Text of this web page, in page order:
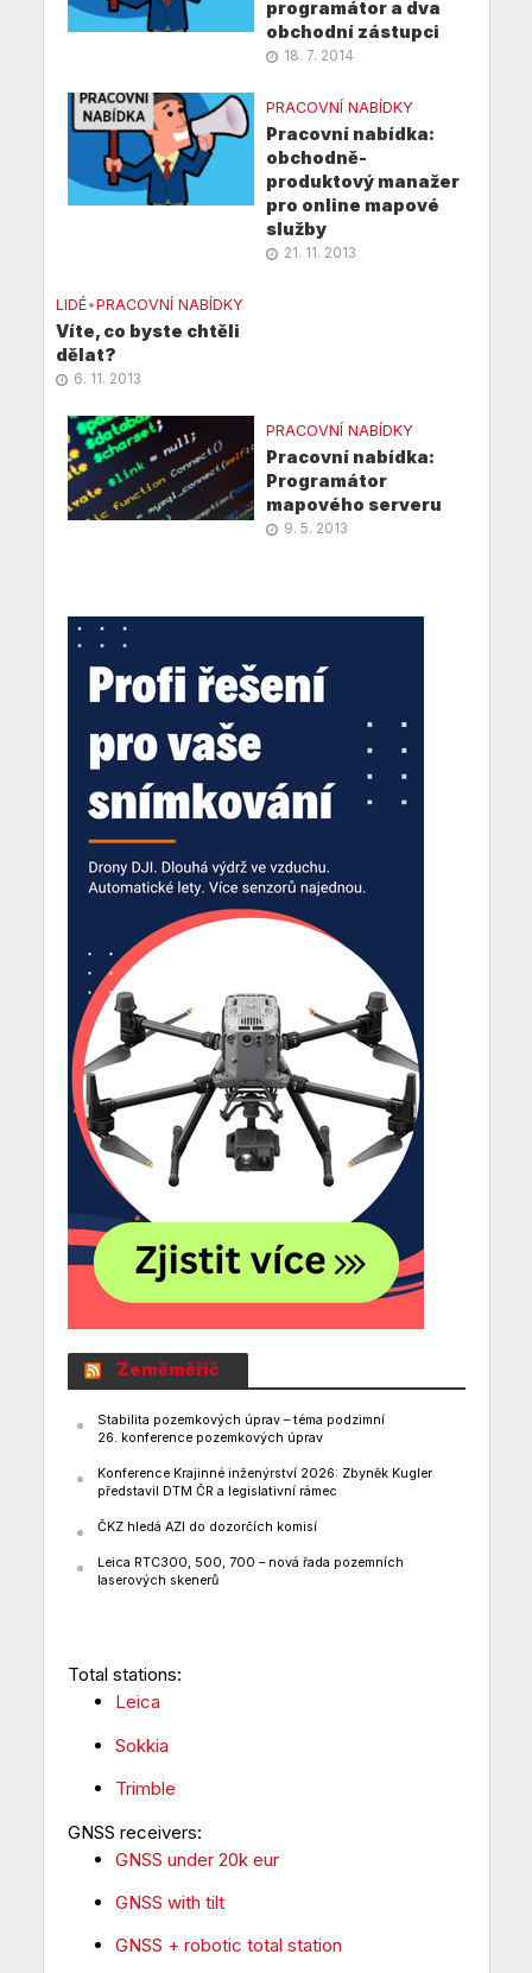
programátor a dva
obchodní zástupci
18. 7. 2014
PRACOVNÍ NABÍDKY
Pracovní nabídka:
obchodně-
produktový manažer
pro online mapové
služby
21. 11. 2013
LIDÉ•PRACOVNÍ NABÍDKY
Víte, co byste chtěli
dělat?
6. 11. 2013
PRACOVNÍ NABÍDKY
Pracovní nabídka:
Programátor
mapového serveru
9. 5. 2013
Zeměměřič
Stabilita pozemkových úprav – téma podzimní
26. konference pozemkových úprav
Konference Krajinné inženýrství 2026: Zbyněk Kugler
představil DTM ČR a legislativní rámec
ČKZ hledá AZI do dozorčích komisí
Leica RTC300, 500, 700 – nová řada pozemních
laserových skenerů
Total stations:
Leica
Sokkia
Trimble
GNSS receivers:
GNSS under 20k eur
GNSS with tilt
GNSS + robotic total station